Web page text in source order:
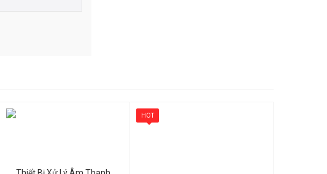
sử dụng làm bộ lọc
độ phân cực và Điều
đầu ra XLR.
HOT